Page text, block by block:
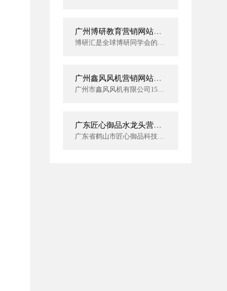
广州博研教育营销网站建设案例
博研汇是全球博研同学会的简称，经过近十年的发展，博研汇形成了以万名学员为核心、十万会员为基础、影响数百万企业家成员的学习型高端社群。
广州鑫风风机营销网站建设案例
广州市鑫风风机有限公司15年专业致力于工业及民用风机研发、生产。产品应用于环保净化、工业排尘、建筑物通风排气、空调工程, 消防排烟，环保降尘，以及食品，印刷包装，涂布，窑炉，陶瓷，新能源机械等配套以及各种高温高湿，腐蚀性气体的场合。
广东匠心御品水龙头营销网站建设案例
广东省鹤山市匠心御品科技有限公司创始于2013年，位于 “中国水暖卫浴王国”的址山镇。占地面积3000平方米，是一家集研发、设计、生产、销售及服务为一体的专业水龙头自主创新型企业。